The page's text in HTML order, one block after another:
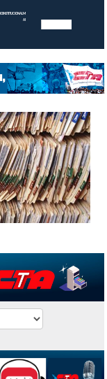
INSTITUCIONAL MEMORIAS
ANUALES